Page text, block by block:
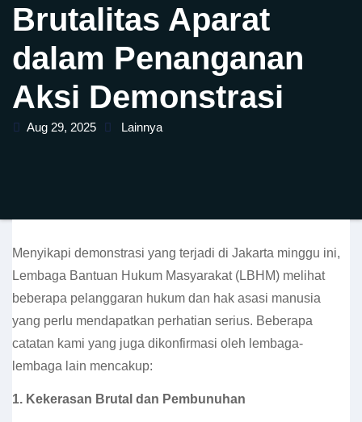
Brutalitas Aparat
dalam Penanganan
Aksi Demonstrasi
Aug 29, 2025 Lainnya
Menyikapi demonstrasi yang terjadi di Jakarta minggu ini,
Lembaga Bantuan Hukum Masyarakat (LBHM) melihat
beberapa pelanggaran hukum dan hak asasi manusia
yang perlu mendapatkan perhatian serius. Beberapa
catatan kami yang juga dikonfirmasi oleh lembaga-
lembaga lain mencakup:
1. Kekerasan Brutal dan Pembunuhan